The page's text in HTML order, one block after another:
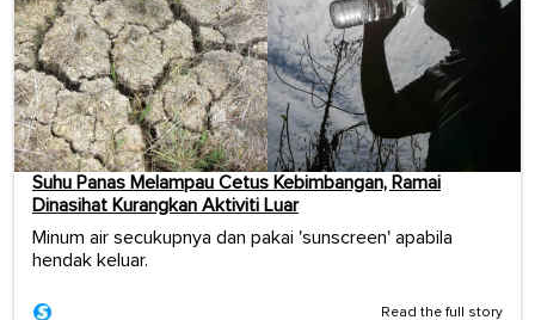
Suhu Panas Melampau Cetus Kebimbangan, Ramai
Dinasihat Kurangkan Aktiviti Luar
Minum air secukupnya dan pakai 'sunscreen' apabila
hendak keluar.
Read the full story